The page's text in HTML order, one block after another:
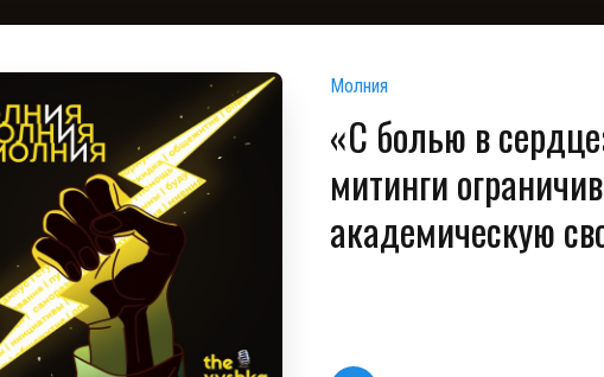
Молния
«С болью в
митинги
академическую